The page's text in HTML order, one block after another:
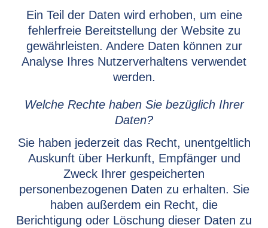
Ein Teil der Daten wird erhoben, um eine
fehlerfreie Bereitstellung der Website zu
gewährleisten. Andere Daten können zur
Analyse Ihres Nutzerverhaltens verwendet
werden.
Welche Rechte haben Sie bezüglich Ihrer
Daten?
Sie haben jederzeit das Recht, unentgeltlich
Auskunft über Herkunft, Empfänger und
Zweck Ihrer gespeicherten
personenbezogenen Daten zu erhalten. Sie
haben außerdem ein Recht, die
Berichtigung oder Löschung dieser Daten zu